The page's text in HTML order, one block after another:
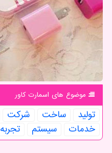
موضوع های اسمارت كاور
تولید ساخت شركت
خدمات
سیستم تجربه